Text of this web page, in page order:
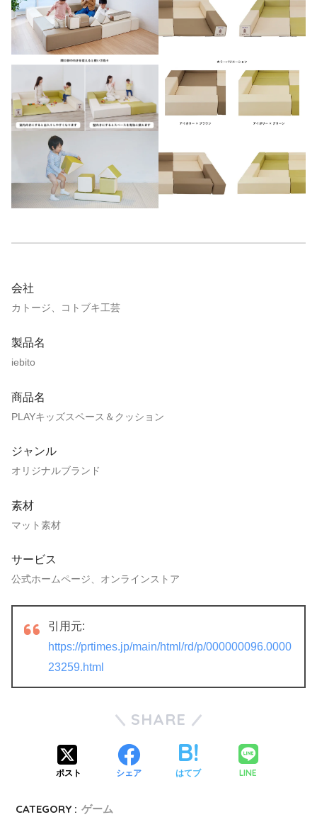
会社
カトージ、コトブキ工芸
製品名
iebito
商品名
PLAYキッズスペース＆クッション
ジャンル
オリジナルブランド
素材
マット素材
サービス
公式ホームページ、オンラインストア
引用元:
https://prtimes.jp/main/html/rd/p/000000096.0000
23259.html
SHARE
ポスト シェア はてブ LINE
CATEGORY : ゲーム